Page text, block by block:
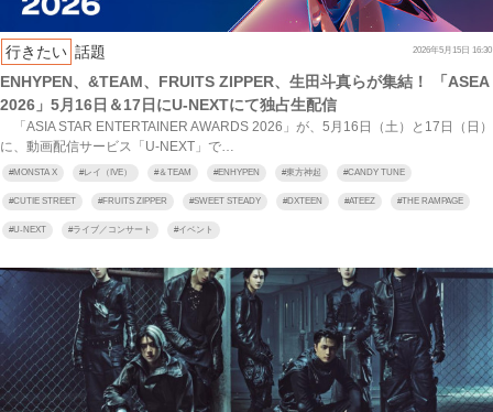
行きたい 話題 2026年5月15日 16:30
ENHYPEN、&TEAM、FRUITS ZIPPER、生田斗真らが集結！ 「ASEA
2026」5月16日＆17日にU-NEXTにて独占生配信
「ASIA STAR ENTERTAINER AWARDS 2026」が、5月16日（土）と17日（日）
に、動画配信サービス「U‐NEXT」で…
#MONSTA X #レイ（IVE） #＆TEAM #ENHYPEN #東方神起 #CANDY TUNE
#CUTIE STREET #FRUITS ZIPPER #SWEET STEADY #DXTEEN #ATEEZ #THE RAMPAGE
#U-NEXT #ライブ／コンサート #イベント